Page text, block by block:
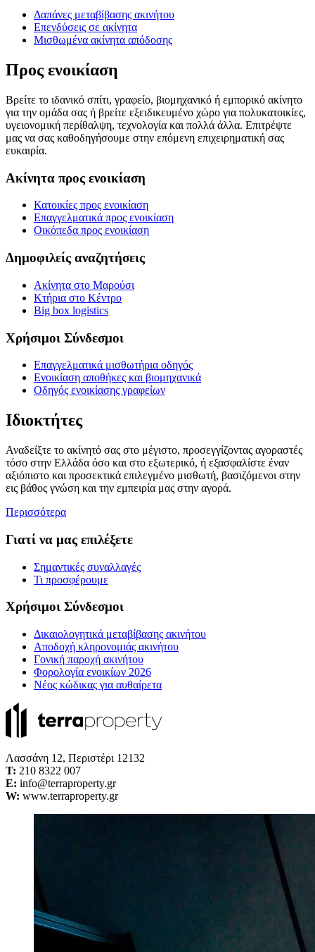
Δαπάνες μεταβίβασης ακινήτου
Επενδύσεις σε ακίνητα
Μισθωμένα ακίνητα απόδοσης
Προς ενοικίαση
Βρείτε το ιδανικό σπίτι, γραφείο, βιομηχανικό ή εμπορικό ακίνητο
για την ομάδα σας ή βρείτε εξειδικευμένο χώρο για πολυκατοικίες,
υγειονομική περίθαλψη, τεχνολογία και πολλά άλλα. Επιτρέψτε
μας να σας καθοδηγήσουμε στην επόμενη επιχειρηματική σας
ευκαιρία.
Ακίνητα προς ενοικίαση
Κατοικίες προς ενοικίαση
Επαγγελματικά προς ενοικίαση
Οικόπεδα προς ενοικίαση
Δημοφιλείς αναζητήσεις
Ακίνητα στο Μαρούσι
Κτήρια στο Κέντρο
Big box logistics
Χρήσιμοι Σύνδεσμοι
Επαγγελματικά μισθωτήρια οδηγός
Ενοικίαση αποθήκες και βιομηχανικά
Οδηγός ενοικίασης γραφείων
Ιδιοκτήτες
Αναδείξτε το ακίνητό σας στο μέγιστο, προσεγγίζοντας αγοραστές
τόσο στην Ελλάδα όσο και στο εξωτερικό, ή εξασφαλίστε έναν
αξιόπιστο και προσεκτικά επιλεγμένο μισθωτή, βασιζόμενοι στην
εις βάθος γνώση και την εμπειρία μας στην αγορά.
Περισσότερα
Γιατί να μας επιλέξετε
Σημαντικές συναλλαγές
Τι προσφέρουμε
Χρήσιμοι Σύνδεσμοι
Δικαιολογητικά μεταβίβασης ακινήτου
Αποδοχή κληρονομιάς ακινήτου
Γονική παροχή ακινήτου
Φορολογία ενοικίων 2026
Νέος κώδικας για αυθαίρετα
Λασσάνη 12, Περιστέρι 12132
Τ: 210 8322 007
E: info@terraproperty.gr
W: www.terraproperty.gr